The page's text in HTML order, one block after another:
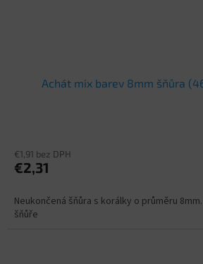
Achát mix barev 8mm šňůra
€1,91 bez DPH
€2,31
Neukončená šňůra s korálky o průměru
šňůře